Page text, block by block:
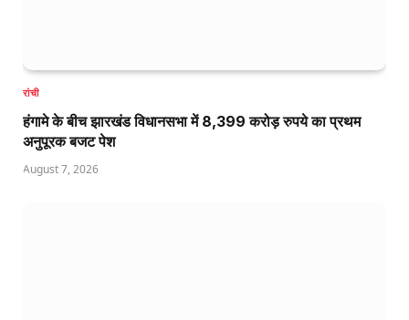
रांची
हंगामे के बीच झारखंड विधानसभा में 8,399 करोड़ रुपये का प्रथम
अनुपूरक बजट पेश
August 7, 2026